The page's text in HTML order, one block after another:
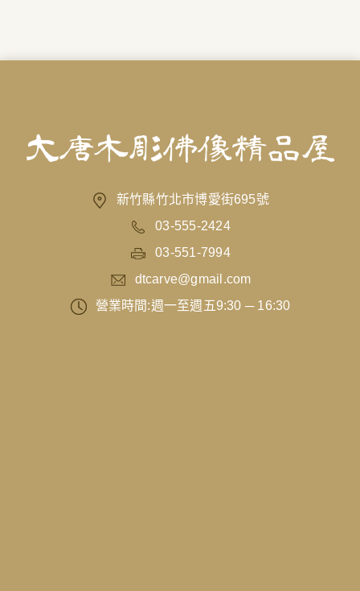
新竹縣竹北市博愛街695號
03-555-2424
03-551-7994
dtcarve@gmail.com
營業時間:週一至週五9:30 ─ 16:30